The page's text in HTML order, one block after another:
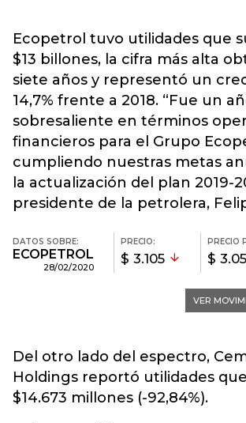
Ecopetrol tuvo utilidades que
$13 billones, la cifra más alta
siete años y representó un
14,7% frente a 2018. “Fue un
sobresaliente en términos
financieros para el Grupo
cumpliendo nuestras metas
la actualización del plan 2019-
presidente de la petrolera,
Del otro lado del espectro,
Holdings reportó utilidades
$14.673 millones (-92,84%).